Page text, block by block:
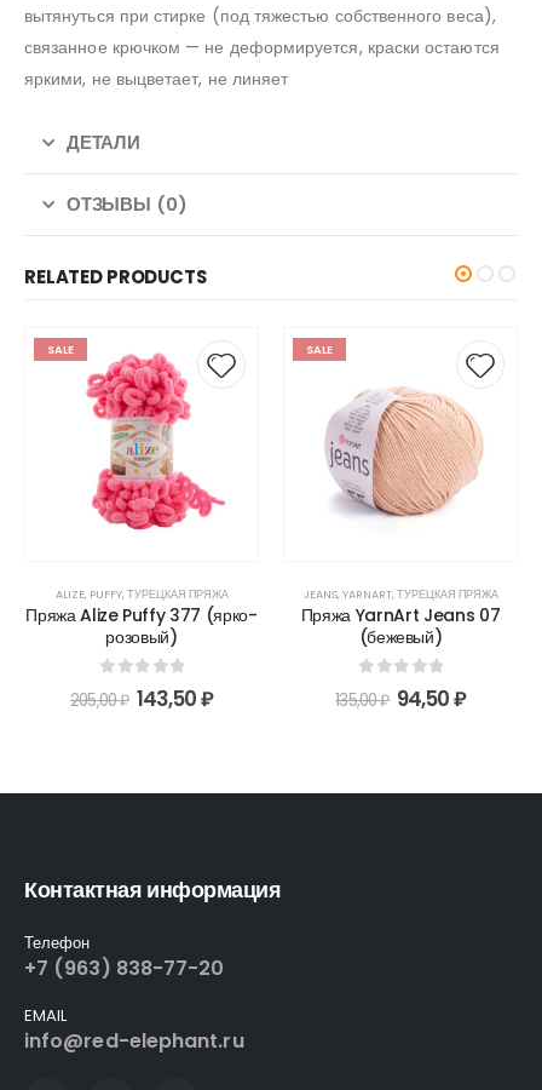
вытянуться при стирке (под тяжестью собственного веса),
связанное крючком — не деформируется, краски остаются
яркими, не выцветает, не линяет
ДЕТАЛИ
ОТЗЫВЫ (0)
RELATED PRODUCTS
SALE
ALIZE, PUFFY,ТУРЕЦКАЯ ПРЯЖА
Пряжа Alize Puffy 377 (ярко-
розовый)
out of 5
205,00₽ 143,50₽
SALE
JEANS,YARNART,ТУРЕЦКАЯ ПРЯЖА
Пряжа YarnArt Jeans 07
(бежевый)
out of 5
135,00₽ 94,50₽
Контактная информация
Телефон
+7 (963) 838-77-20
EMAIL
info@red-elephant.ru